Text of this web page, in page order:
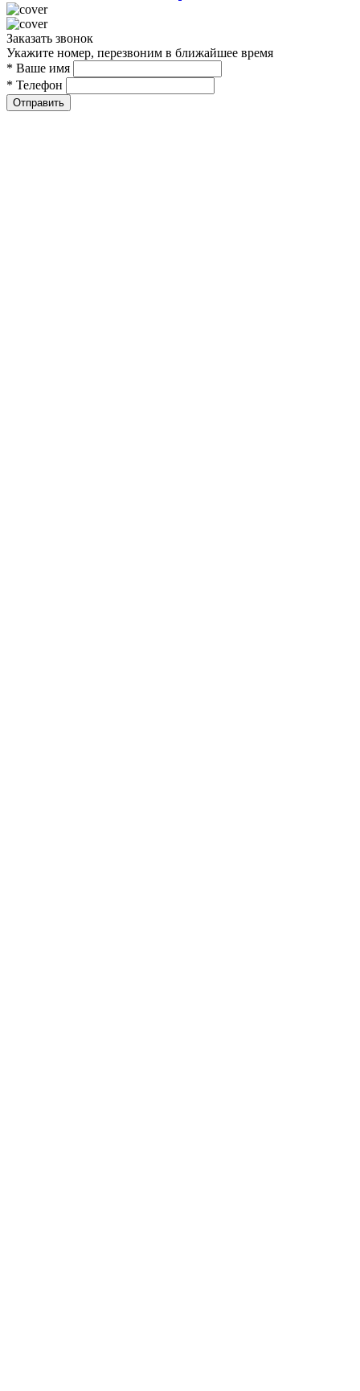
Заказать звонок
Укажите номер, перезвоним в ближайшее время
* Ваше имя
* Телефон
Отправить